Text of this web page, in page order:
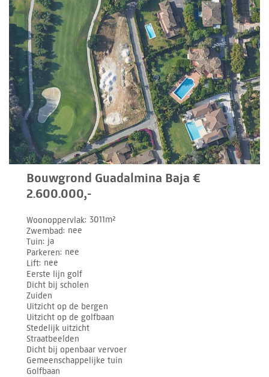
Bouwgrond Guadalmina Baja €
2.600.000,-
Woonoppervlak 3011m²
Zwembad nee
Tuin ja
Parkeren nee
Lift nee
Eerste lijn golf
Dicht bij scholen
Zuiden
Uitzicht op de bergen
Uitzicht op de golfbaan
Stedelijk uitzicht
Straatbeelden
Dicht bij openbaar vervoer
Gemeenschappelijke tuin
Golfbaan